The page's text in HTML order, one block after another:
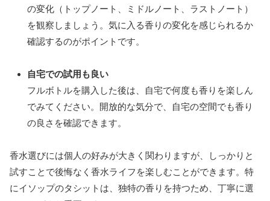
の変化（トップノート、ミドルノート、ラストノート）
を観察しましょう。気に入る香りの変化を感じられるか
確認するのがポイントです。
自宅での試用も良い
フルボトルを購入した後は、自宅で何度も香りを楽しん
でみてください。開放的な気分で、自宅の空間でも香り
の良さを確認できます。
香水選びには個人の好みが大きく関わりますが、しっかりと
試すことで後悔なく香水ライフを楽しむことができます。特
にイソップのタシットは、独特の香りを持つため、丁寧に選